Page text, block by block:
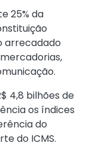
25% da
arrecadado
4,8 bilhões de
os índices
do
do ICMS.